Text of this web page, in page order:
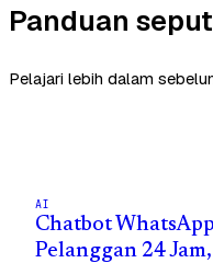
Panduan
Pelajari lebih dalam
AI
Chatbot
Pelanggan 24